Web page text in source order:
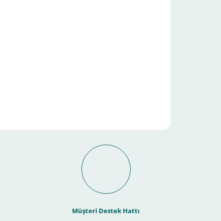
İmkanı Nasıl
Müşteri Destek Hattı